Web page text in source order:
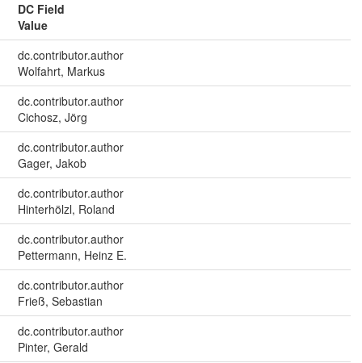
DC Field
Value
dc.contributor.author
Wolfahrt, Markus
dc.contributor.author
Cichosz, Jörg
dc.contributor.author
Gager, Jakob
dc.contributor.author
Hinterhölzl, Roland
dc.contributor.author
Pettermann, Heinz E.
dc.contributor.author
Frieß, Sebastian
dc.contributor.author
Pinter, Gerald